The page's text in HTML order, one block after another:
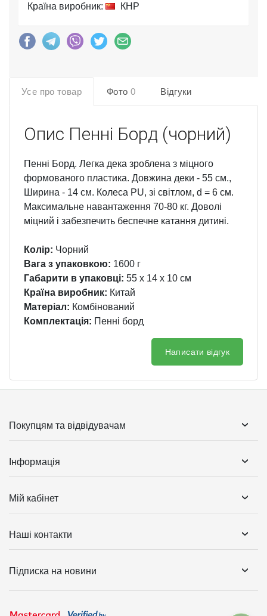
Країна виробник: КНР
Усе про товар Фото 0 Відгуки
Опис Пенні Борд (чорний)
Пенні Борд. Легка дека зроблена з міцного
формованого пластика. Довжина деки - 55 см.,
Ширина - 14 см. Колеса PU, зі світлом, d = 6 см.
Максимальне навантаження 70-80 кг. Доволі
міцний і забезпечить беспечне катання дитині.
Колір: Чорний
Вага з упаковкою: 1600 г
Габарити в упаковці: 55 x 14 x 10 см
Країна виробник: Китай
Матеріал: Комбінований
Комплектація: Пенні борд
Написати відгук
Покупцям та відвідувачам
Інформація
Мій кабінет
Наші контакти
Підписка на новини